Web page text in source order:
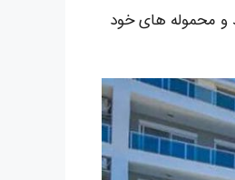
و محموله های خود